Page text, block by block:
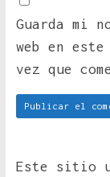
Guarda mi
web en
vez que
Este sitio